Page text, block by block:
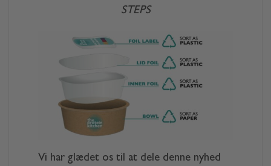
STEPS
Vi har glædet os til at dele denne nyhed